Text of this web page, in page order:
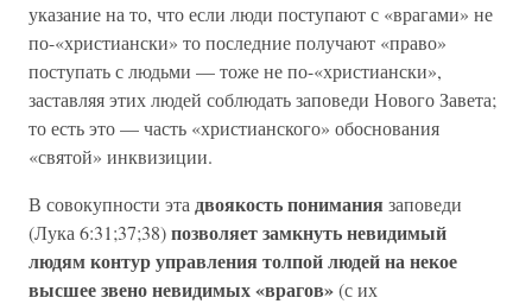
указание на то, что если люди поступают с «врагами» не
по-«христиански» то последние получают «право»
поступать с людьми — тоже не по-«христиански»,
заставляя этих людей соблюдать заповеди Нового Завета;
то есть это — часть «христианского» обоснования
«святой» инквизиции.
В совокупности эта двоякость понимания заповеди
(Лука 6:31;37;38)позволяет замкнуть невидимый
людям контур управления толпой людей на некое
высшее звено невидимых «врагов»(с их